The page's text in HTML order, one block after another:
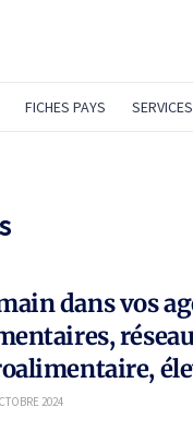
FICHES PAYS
dans vos
2024